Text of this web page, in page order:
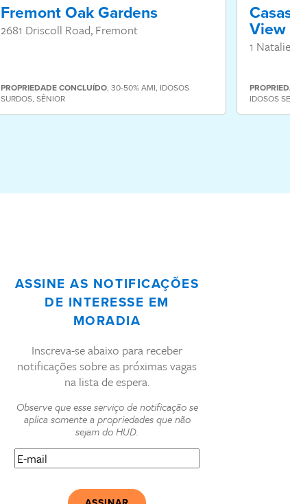
Fremont Oak Gardens
2681 Driscoll Road, Fremont
PROPRIEDADECONCLUÍDO, 30-50% AMI, IDOSOS
SURDOS, SÊNIOR
View
1
IDOSOS
ASSINE AS NOTIFICAÇÕES
DE INTERESSE EM
MORADIA
Inscreva-se abaixo para receber
notificações sobre as próximas vagas
na lista de espera.
Observe que esse serviço de notificação se
aplica somente a propriedades que não
sejam do HUD.
E-
mail(Obrigatório)